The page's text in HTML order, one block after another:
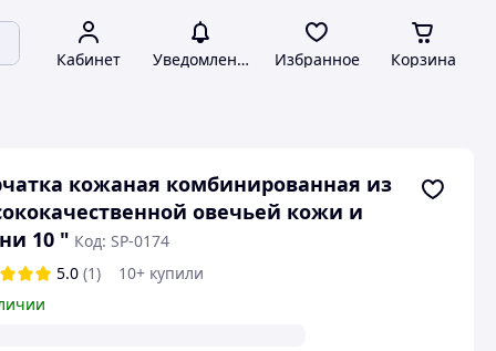
Кабинет Уведомления Избранное Корзина
кожаная комбинированная из
овечьей кожи и
10 " Код: SP-0174
5.0 (1)
10+ купили